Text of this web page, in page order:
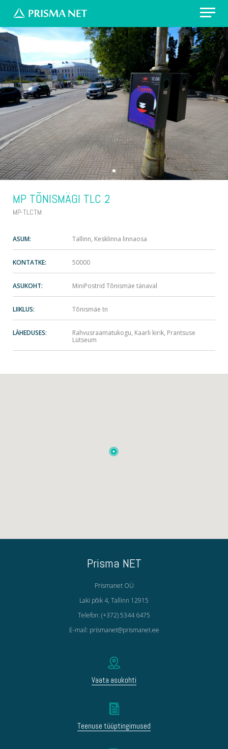
Erilahendus: värvikirevad prügikastid
Välireklaam Valimisteks
Vaata asukohti
Küsi pakkumist
MP TÕNISMÄGI TLC 2
MP-TLCTM
ASUM: Tallinn, Kesklinna linnaosa
KONTATKE: 50000
ASUKOHT: MiniPostrid Tõnismäe tänaval
LIIKLUS: Tõnismäe tn
LÄHEDUSES:
Rahvusraamatukogu, Kaarli kirik, Prantsuse
Lütseum
Prisma NET
Prismanet OÜ
Laki põik 4, Tallinn 12915
Telefon: (+372) 5344 6475
E-mail: prismanet@prismanet.ee
Vaata asukohti
Teenuse tüüptingimused